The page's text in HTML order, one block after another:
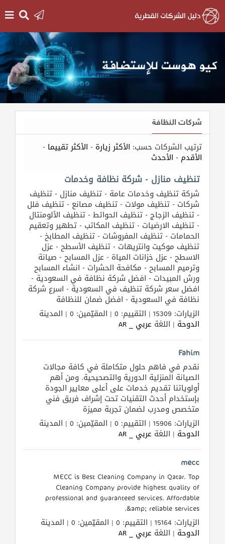
دخول
التسجيل
English
أضف
اعلانك
مطلوب
طلب
اشتراك
الاحصائيات
الأقسام
شركات
مميزة
إبحث
إتصل
إعلانات
المنتدى
كيو
مزاد
شركات النظافة
ترتيب الشركات حسب: الأكثر زيارة - الأكثر تقييما -
الأقدم - الأحدث
تنظيف منازل - شركة نظافة وخدمات
شركة تنظيف وخدمات عامة - تنظيف منازل - تنظيف
شركات - تنظيف مولات - تنظيف مصانع - تنظيف فلل
- تنظيف الزجاج - تنظيف الحوائط - تنظيف الألومنتال
- تنظيف الارضيات - تنظيف المكاتب - تطهير وتعقيم
الحمامات - تنظيف المفروشات - تنظيف المطابخ -
تنظيف موكيت وانتريهات - تنظيف الأسطح - عزل
الاسطح - عزل خزانات المياة - عزل المسابح - صيانة
وترميم المسابح - مكافحة الحشرات - انشاء المسابح
ورش المبيدات - افضل شركة نظافة في السعودية -
افضل سعر شركة تنظيف في السعودية - اسرع شركة
نظافة في السعودية - افضل ضمان للنظافة
الزيارات: 15309 | التقييم: 0 | المقيّمين: 0 | المدينة
الدوحة | اللغة عربي _ AR
Fahim
نقدم في فاهم حلول متكاملة في كافة مجالات
الصيانة المنزلية الدورية والتصحيحية. ومن أهم
أولوياتنا تقديم خدمات على أعلى معايير الجودة
بإستخدام أحدث التقنيات تحت إشراف فريق فني
متخصص ومدرب لضمان تجربة مميزة
الزيارات: 15906 | التقييم: 0 | المقيّمين: 0 | المدينة
الدوحة | اللغة عربي _ AR
mecc
MECC is Best Cleaning Company in Qatar. Top
Cleaning Company provide highest quality of
professional and guaranteed services. Affordable
&amp; reliable services.
الزيارات: 15164 | التقييم: 0 | المقيّمين: 0 | المدينة
الدوحة | اللغة عربي _ AR